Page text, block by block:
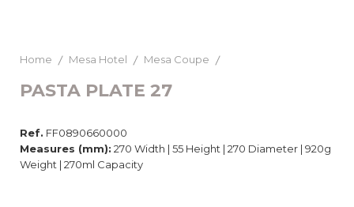
Home Mesa Hotel Mesa Coupe
PASTA PLATE 27
Ref. FF0890660000
Measures (mm): 270 Width | 55 Height | 270 Diameter | 920g
Weight | 270ml Capacity